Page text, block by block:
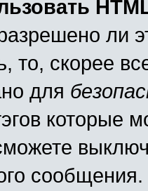
ли
то, скорее
для
которые
сообщения.